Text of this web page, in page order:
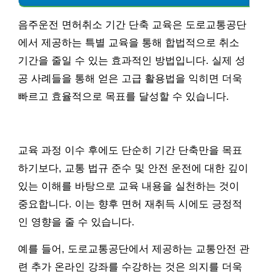
음주운전 면허취소 기간 단축 교육은 도로교통공단
에서 제공하는 특별 교육을 통해 합법적으로 취소
기간을 줄일 수 있는 효과적인 방법입니다. 실제 성
공 사례들을 통해 얻은 고급 활용법을 익히면 더욱
빠르고 효율적으로 목표를 달성할 수 있습니다.
교육 과정 이수 후에도 단순히 기간 단축만을 목표
하기보다, 교통 법규 준수 및 안전 운전에 대한 깊이
있는 이해를 바탕으로 교육 내용을 실천하는 것이
중요합니다. 이는 향후 면허 재취득 시에도 긍정적
인 영향을 줄 수 있습니다.
예를 들어, 도로교통공단에서 제공하는 교통안전 관
련 추가 온라인 강좌를 수강하는 것은 의지를 더욱